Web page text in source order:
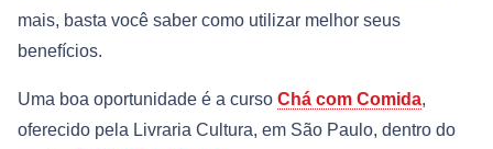
mais, basta você saber como utilizar melhor seus
benefícios.
Uma boa oportunidade é a curso Chá com Comida,
oferecido pela Livraria Cultura, em São Paulo, dentro do